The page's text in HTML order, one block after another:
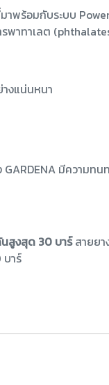
าพร้อมกับระบบ
าทาเลต
งแน่นหนา
มีความท
สูงสุด 30 บาร์สายยา
บาร์